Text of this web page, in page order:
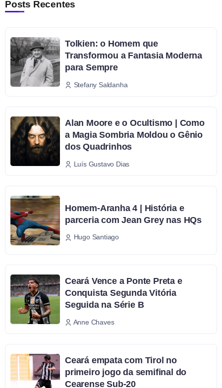
Posts Recentes
Tolkien: o Homem que
Transformou a Fantasia Moderna
para Sempre
Stefany Saldanha
Alan Moore e o Ocultismo | Como
a Magia Sombria Moldou o Gênio
dos Quadrinhos
Luís Gustavo Dias
Homem-Aranha 4 | História e
parceria com Jean Grey nas HQs
Hugo Santiago
Ceará Vence a Ponte Preta e
Conquista Segunda Vitória
Seguida na Série B
Anne Chaves
Ceará empata com Tirol no
primeiro jogo da semifinal do
Cearense Sub-20